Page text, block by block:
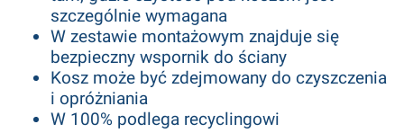
szczególnie wymagana
W zestawie montażowym znajduje się
bezpieczny wspornik do ściany
Kosz może być zdejmowany do czyszczenia
i opróżniania
W 100% podlega recyclingowi